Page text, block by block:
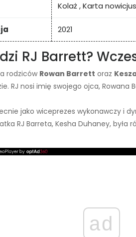
Kolaż,Karta
2021
RJ Barrett?
rodziców Rowan Barrett oraz
RJ nosi imię swojego ojca, Rowana
jako wiceprezes wykonawczy i
RJ Barreta, Kesha Duhaney, była
ad